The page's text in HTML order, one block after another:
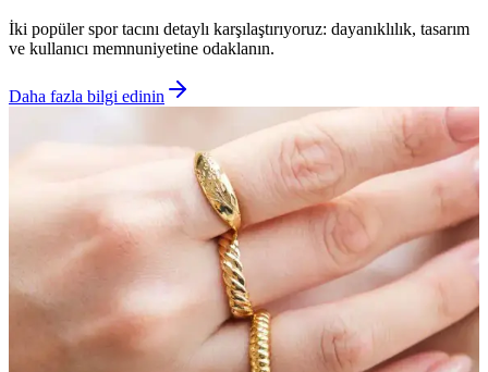
İki popüler spor tacını detaylı karşılaştırıyoruz: dayanıklılık, tasarım
ve kullanıcı memnuniyetine odaklanın.
Daha fazla bilgi edinin